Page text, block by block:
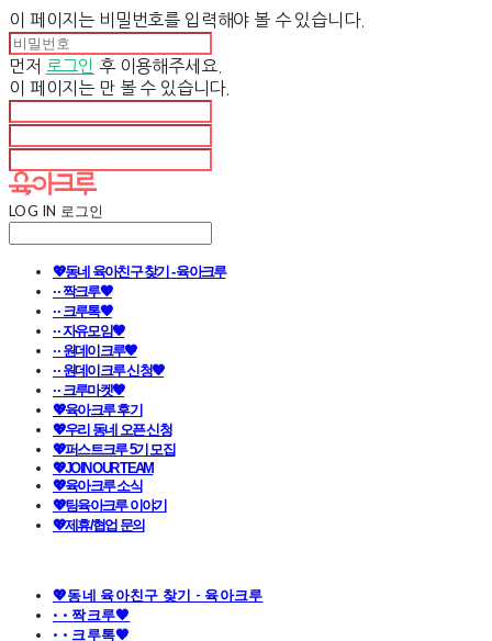
이 페이지는 비밀번호를 입력해야 볼 수 있습니다.
먼저 로그인 후 이용해주세요.
이 페이지는 만 볼 수 있습니다.
LOG IN 로그인
💖동네 육아친구 찾기 - 육아크루
· · 짝크루🧡
· · 크루톡🧡
· · 자유모임🧡
· · 원데이크루🧡
· · 원데이크루 신청🧡
· · 크루마켓🧡
💖육아크루 후기
💖우리 동네 오픈 신청
💖퍼스트크루 5기 모집
💖JOIN OUR TEAM
💖육아크루 소식
💖팀육아크루 이야기
💖제휴/협업 문의
💖동네 육아친구 찾기 - 육아크루
· · 짝크루🧡
· · 크루톡🧡